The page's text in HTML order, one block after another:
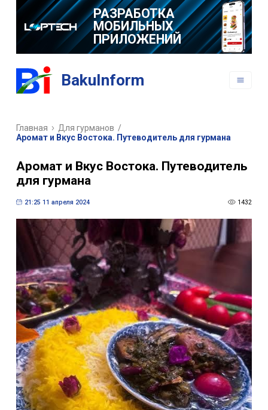
РАЗРАБОТКА
МОБИЛЬНЫХ
ПРИЛОЖЕНИЙ
BakuInform
Главная Для гурманов /
Аромат и Вкус Востока. Путеводитель для гурмана
Аромат и Вкус Востока. Путеводитель
для гурмана
21:25 11 апреля 2024 1432